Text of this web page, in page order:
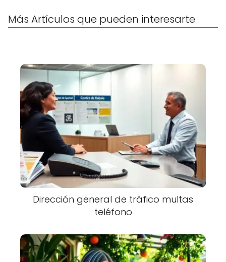
Más Artículos que pueden interesarte
Dirección general de tráfico multas
teléfono